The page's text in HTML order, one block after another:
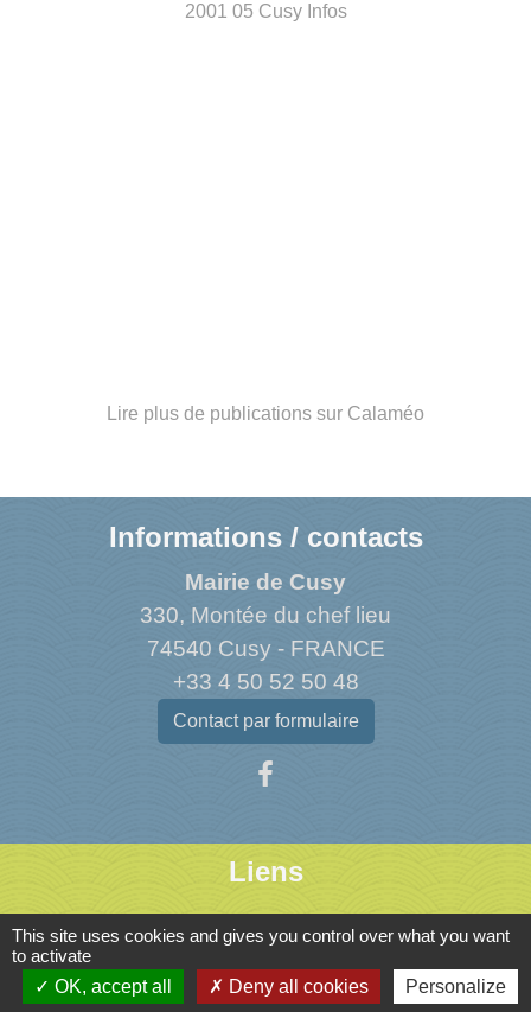
2001 05 Cusy Infos
Lire plus de publications sur Calaméo
Informations / contacts
Mairie de Cusy
330, Montée du chef lieu
74540 Cusy - FRANCE
+33 4 50 52 50 48
Contact par formulaire
Liens
Agence Dép. d'Informations sur le Logement
Caisse d'Allocations Familiales de Haute-Savoie
Caisse Primaire d'Assurance Maladie
This site uses cookies and gives you control over what you want
to activate
OK, accept all
Deny all cookies Personalize